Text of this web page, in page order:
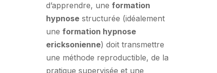
d’apprendre, une formation
hypnosestructurée (idéalement
une formation hypnose
ericksonienne) doit transmettre
une méthode reproductible, de la
pratique supervisée et une